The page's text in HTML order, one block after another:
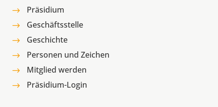
$ Präsidium
$ Geschäftsstelle
$ Geschichte
$ Personen und Zeichen
$ Mitglied werden
$ Präsidium-Login